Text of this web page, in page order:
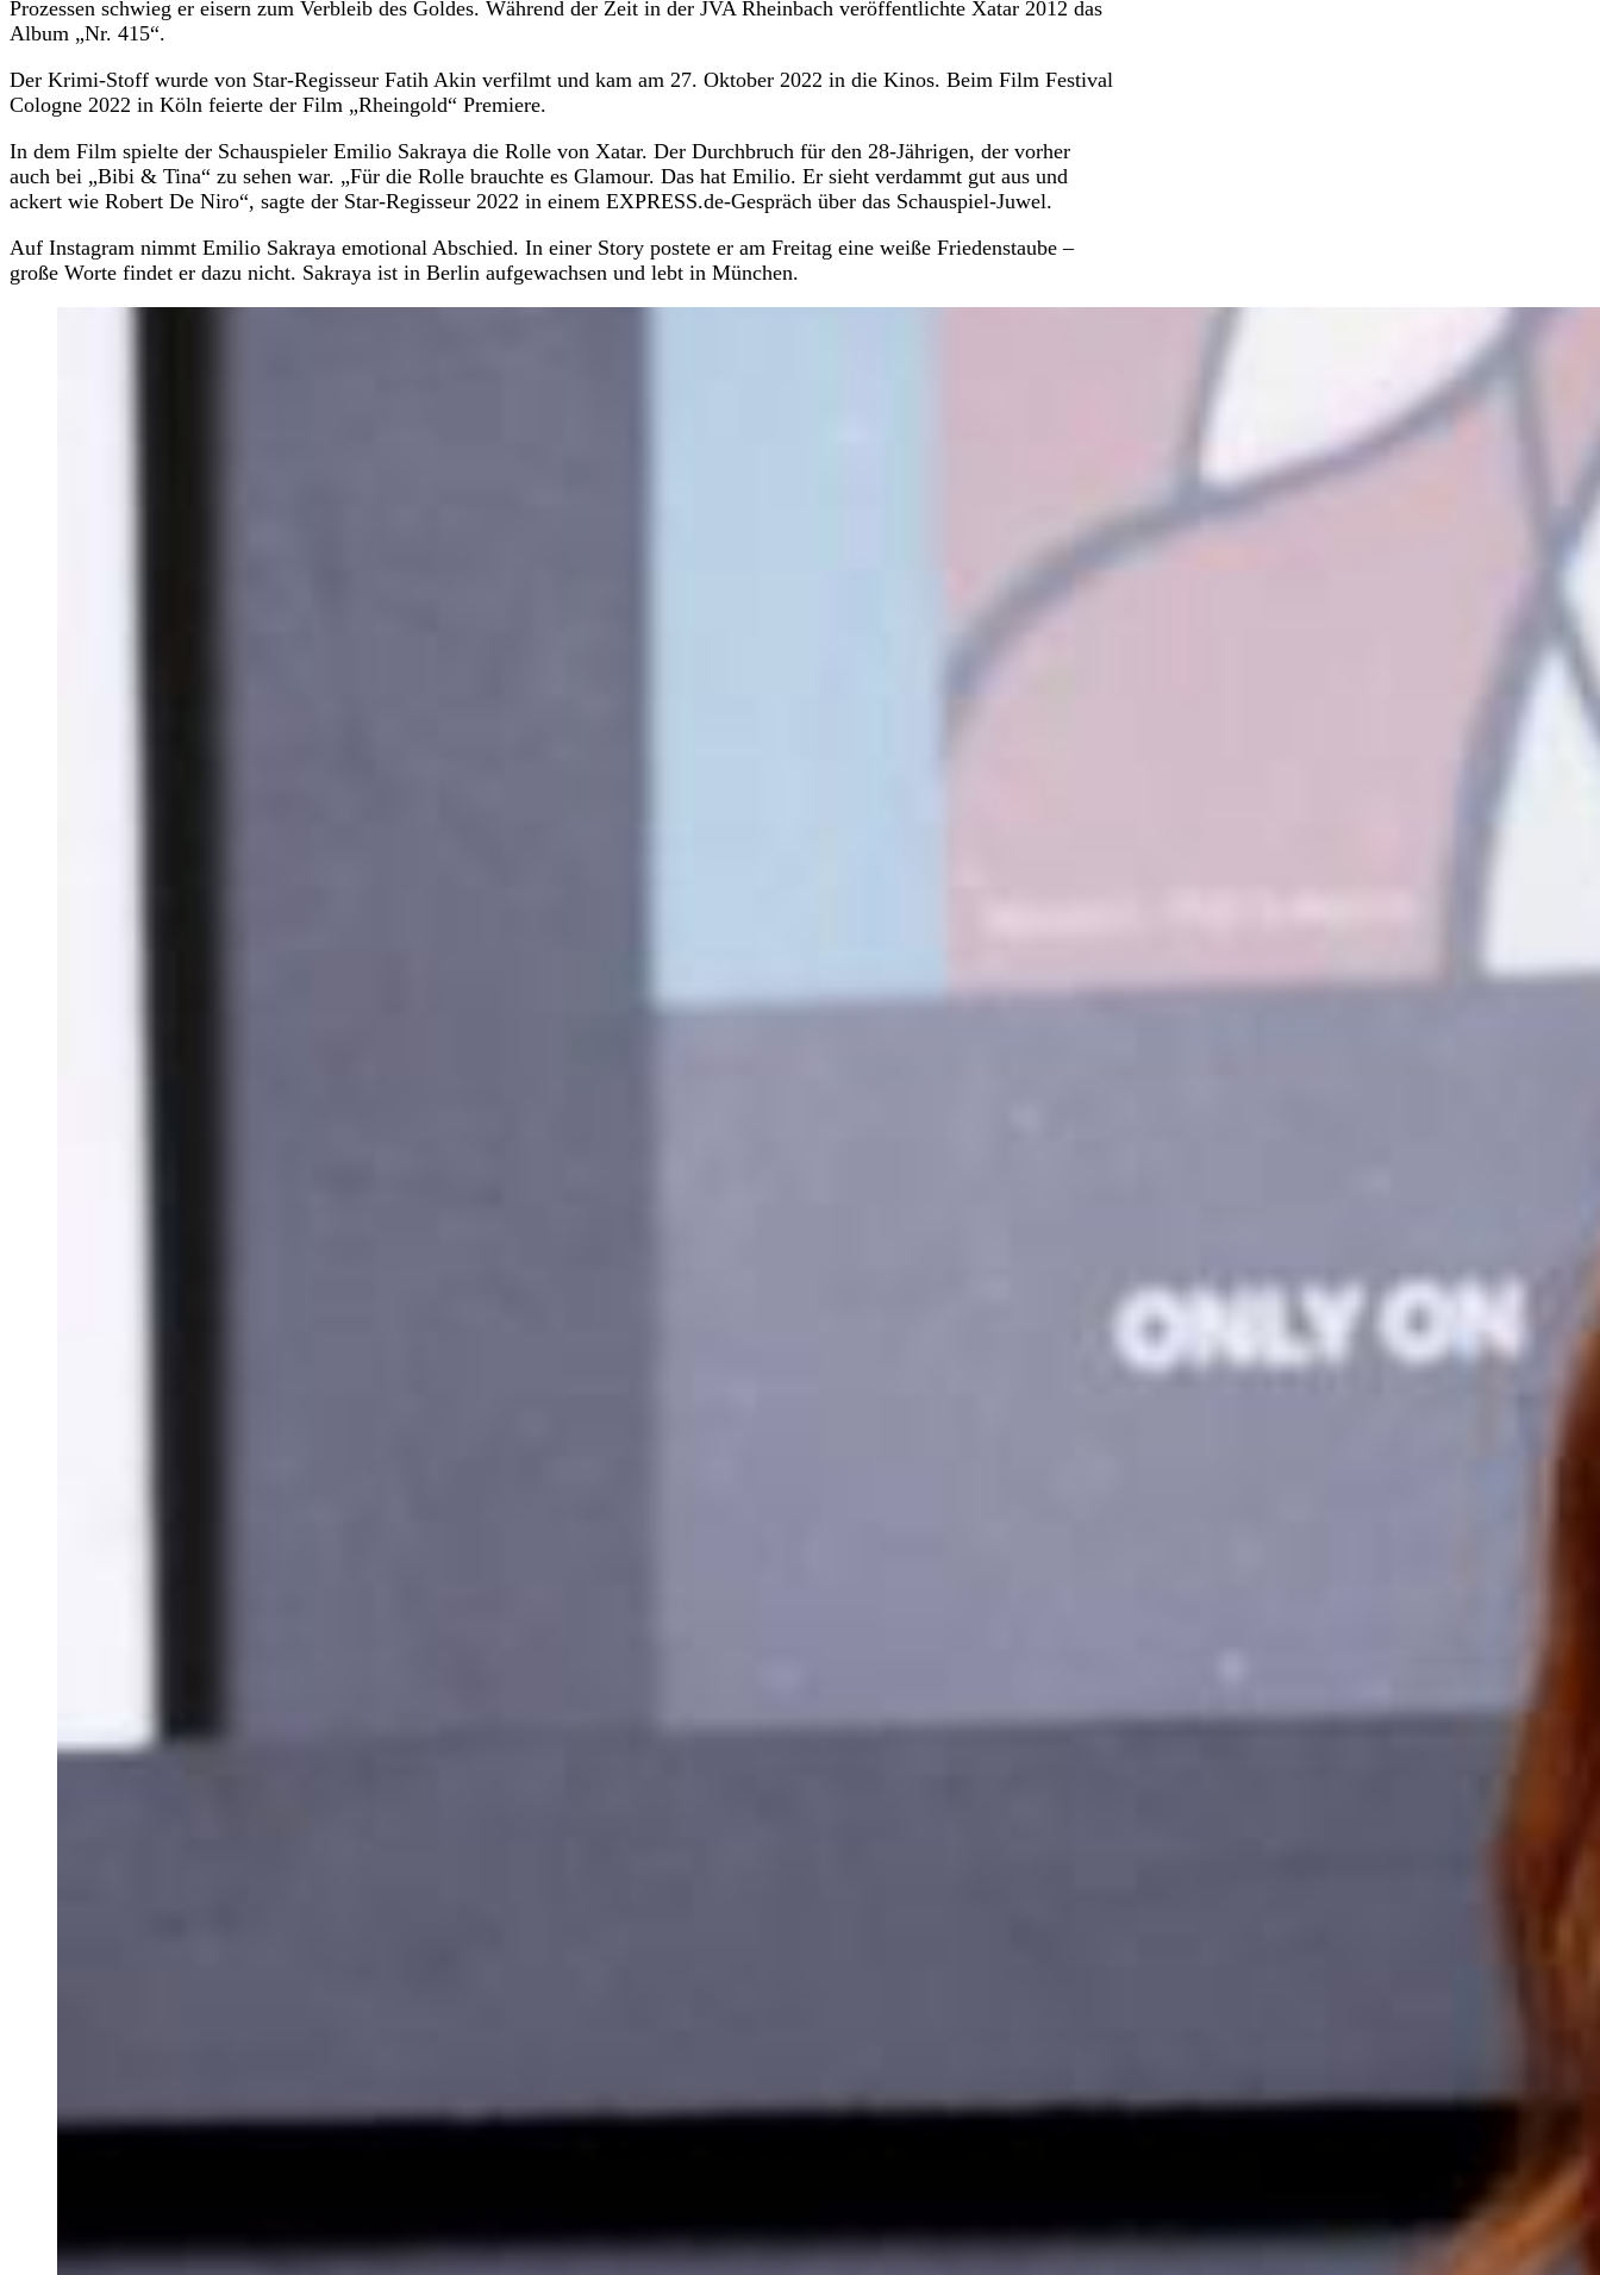
Prozessen schwieg er eisern zum Verbleib des Goldes. Während der Zeit in der JVA Rheinbach veröffentlichte Xatar 2012 das
Album „Nr. 415“.
Der Krimi-Stoff wurde von Star-Regisseur Fatih Akin verfilmt und kam am 27. Oktober 2022 in die Kinos. Beim Film Festival
Cologne 2022 in Köln feierte der Film „Rheingold“ Premiere.
In dem Film spielte der Schauspieler Emilio Sakraya die Rolle von Xatar. Der Durchbruch für den 28-Jährigen, der vorher
auch bei „Bibi & Tina“ zu sehen war. „Für die Rolle brauchte es Glamour. Das hat Emilio. Er sieht verdammt gut aus und
ackert wie Robert De Niro“, sagte der Star-Regisseur 2022 in einem EXPRESS.de-Gespräch über das Schauspiel-Juwel.
Auf Instagram nimmt Emilio Sakraya emotional Abschied. In einer Story postete er am Freitag eine weiße Friedenstaube –
große Worte findet er dazu nicht. Sakraya ist in Berlin aufgewachsen und lebt in München.